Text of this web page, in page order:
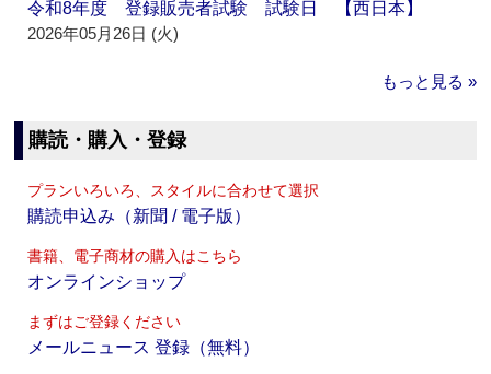
令和8年度 登録販売者試験 試験日 【西日本】
2026年05月26日 (火)
もっと見る »
購読・購入・登録
プランいろいろ、スタイルに合わせて選択
購読申込み（新聞 / 電子版）
書籍、電子商材の購入はこちら
オンラインショップ
まずはご登録ください
メールニュース 登録（無料）